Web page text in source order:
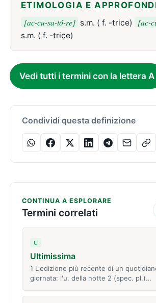
ETIMOLOGIA E
[ac-cu-sa-tó-re] s.m. ( f. -trice) [ac-
s.m. ( f. -trice)
Vedi tutti i termini con la lettera A
Condividi questa definizione
CONTINUA A ESPLORARE
Termini correlati
U
Ultimissima
1 L'edizione più recente di un
giornata: l'u. della notte 2 (spec. pl.)…